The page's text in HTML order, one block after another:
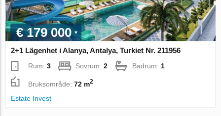
€ 179 000
2+1 Lägenhet i Alanya, Antalya, Turkiet Nr. 211956
Rum:3 Sovrum:2 Badrum: 1
Bruksområde:72 m2
Estate Invest